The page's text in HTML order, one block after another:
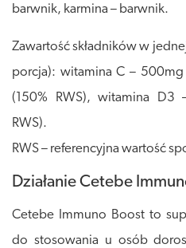
barwnik, karmina – barwnik.
Zawartość składników w
porcja): witamina C –
(150% RWS), witamina D3
RWS).
RWS – referencyjna wartość
Działanie Cetebe
Cetebe Immuno Boost to
do stosowania u osób